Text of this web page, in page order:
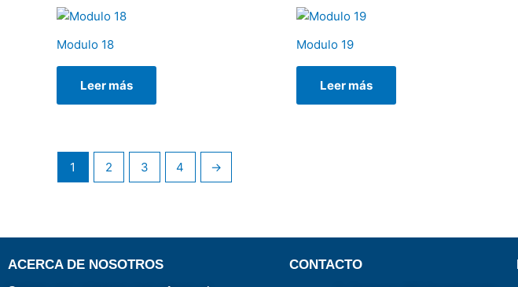
Modulo 18
Leer más
Modulo 19
Leer más
1 2 3 4 →
ACERCA DE NOSOTROS CONTACTO